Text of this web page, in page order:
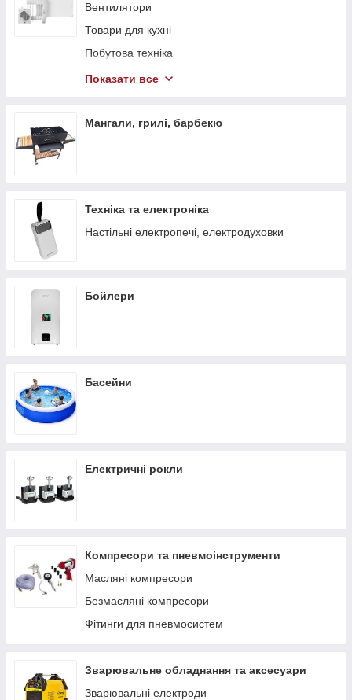
Вентилятори
Товари для кухні
Побутова техніка
Теплові гармати
Стелажі
Показати все
Мангали, грилі, барбекю
Техніка та електроніка
Настільні електропечі, електродуховки
Бойлери
Басейни
Електричні рокли
Компресори та пневмоінструменти
Масляні компресори
Безмасляні компресори
Фітинги для пневмосистем
Зварювальне обладнання та аксесуари
Зварювальні електроди